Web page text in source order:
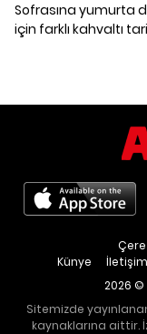
Sofrasına yumurta
için farklı kahvaltı
Künye İletişim
2026 ©
Sitemizde
kaynaklarına aittir.